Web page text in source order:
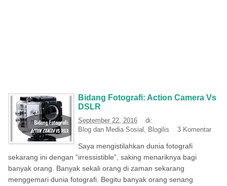
Bidang Fotografi: Action Camera Vs
DSLR
September 22, 2016
di:
Blog dan Media Sosial , Blogilis 3 Komentar
Saya mengistilahkan dunia fotografi
sekarang ini dengan “irressistible”, saking menariknya bagi
banyak orang. Banyak sekali orang di zaman sekarang
menggemari dunia fotografi. Begitu banyak orang senang